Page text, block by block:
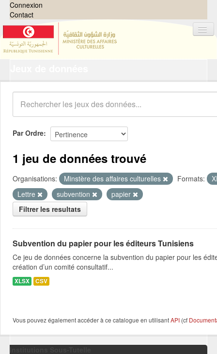
Connexion
Contact
Organisations
Groupes
Demandes 0
À propos
Par Ordre
1 jeu de données trouvé
Organisations: Minstère des affaires culturelles Formats:
Lettre
subvention
papier
Filtrer les resultats
Subvention du papier pour les éditeurs Tunisiens
Ce jeu de données concerne la subvention du papier pour les
création d’un comité consultatif...
XLSX CSV
Vous pouvez également accéder à ce catalogue en utilisantAPI (cf